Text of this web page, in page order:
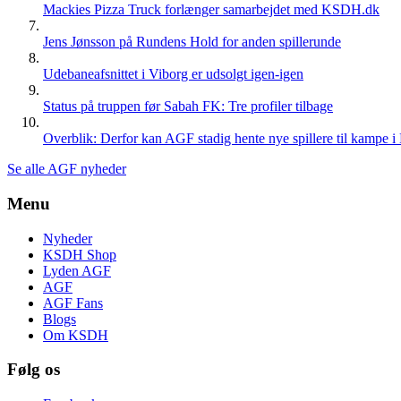
Mackies Pizza Truck forlænger samarbejdet med KSDH.dk
Jens Jønsson på Rundens Hold for anden spillerunde
Udebaneafsnittet i Viborg er udsolgt igen-igen
Status på truppen før Sabah FK: Tre profiler tilbage
Overblik: Derfor kan AGF stadig hente nye spillere til kampe i
Se alle AGF nyheder
Menu
Nyheder
KSDH Shop
Lyden AGF
AGF
AGF Fans
Blogs
Om KSDH
Følg os